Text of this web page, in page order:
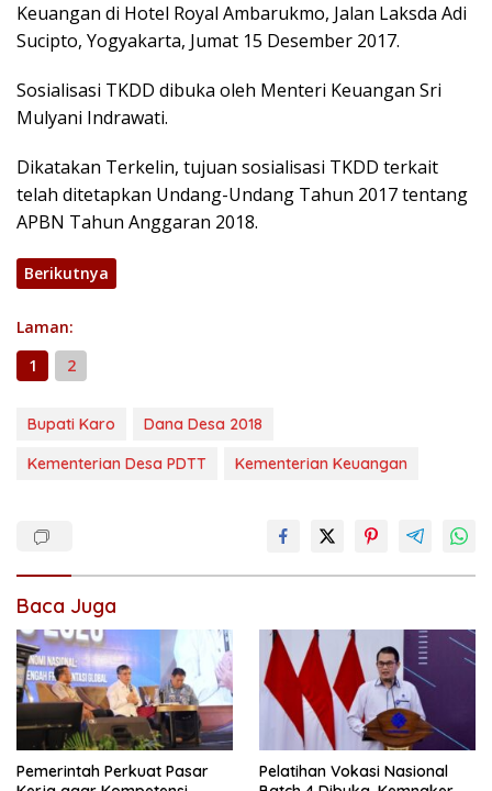
Keuangan di Hotel Royal Ambarukmo, Jalan Laksda Adi
Sucipto, Yogyakarta, Jumat 15 Desember 2017.
Sosialisasi TKDD dibuka oleh Menteri Keuangan Sri
Mulyani Indrawati.
Dikatakan Terkelin, tujuan sosialisasi TKDD terkait
telah ditetapkan Undang-Undang Tahun 2017 tentang
APBN Tahun Anggaran 2018.
Berikutnya
Laman:
1
2
Bupati Karo
Dana Desa 2018
Kementerian Desa PDTT
Kementerian Keuangan
Baca Juga
Pemerintah Perkuat Pasar
Pelatihan Vokasi Nasional